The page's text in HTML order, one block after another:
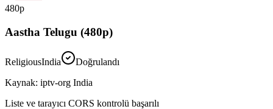
480p
Aastha Telugu (480p)
ReligiousIndia
Doğrulandı
Kaynak: iptv-org India
Liste ve tarayıcı CORS kontrolü başarılı